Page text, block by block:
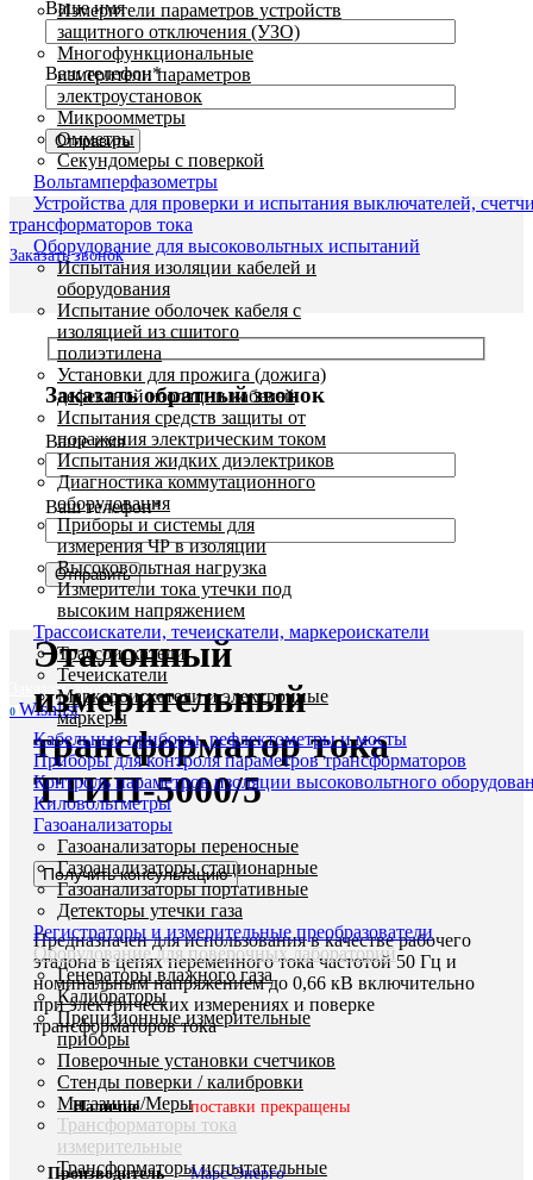
Ваше имя
Ваш телефон*
Заказать звонок
Заказать обратный звонок
Ваше имя
Ваш телефон*
Заказать звонок
0 Wishlist
Измерители параметров устройств
защитного отключения (УЗО)
Многофункциональные
измерители параметров
электроустановок
Микроомметры
Омметры
Секундомеры с поверкой
Вольтамперфазометры
Устройства для проверки и испытания выключателей,
трансформаторов тока
Оборудование для высоковольтных испытаний
Испытания изоляции кабелей и
оборудования
Испытание оболочек кабеля с
изоляцией из сшитого
полиэтилена
Установки для прожига (дожига)
дефектной изоляции кабелей
Испытания средств защиты от
поражения электрическим током
Испытания жидких диэлектриков
Диагностика коммутационного
оборудования
Приборы и системы для
измерения ЧР в изоляции
Высоковольтная нагрузка
Измерители тока утечки под
высоким напряжением
Трассоискатели, течеискатели, маркероискатели
Трассоискатели
Течеискатели
Маркероискатели и электронные
маркеры
Кабельные приборы, рефлектометры и мосты
Приборы для контроля параметров трансформаторов
Контроль параметров изоляции высоковольтного
Киловольтметры
Газоанализаторы
Газоанализаторы переносные
Газоанализаторы стационарные
Газоанализаторы портативные
Детекторы утечки газа
Регистраторы и измерительные преобразователи
Оборудование для поверочных лабораторий
Генераторы влажного газа
Калибраторы
Прецизионные измерительные
приборы
Поверочные установки счетчиков
Стенды поверки / калибровки
Магазины/Меры
Трансформаторы тока
измерительные
Трансформаторы испытательные
Увеличить
Эталонный
измерительный
трансформатор тока
ТТИП-5000/5
Получить консультацию
Предназначен для использования в качестве рабочего
эталона в цепях переменного тока частотой 50 Гц и
номинальным напряжением до 0,66 кВ включительно
при электрических измерениях и поверке
трансформаторов тока
Наличие поставки прекращены
Производитель Марс-Энерго